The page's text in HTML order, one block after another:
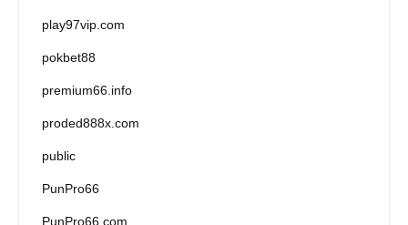
play97vip.com
pokbet88
premium66.info
proded888x.com
public
PunPro66
PunPro66.com